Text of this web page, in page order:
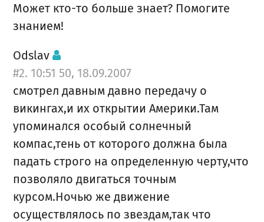
Может кто-то больше знает? Помогите
знанием!
Odslav
#2. 10:51 50, 18.09.2007
смотрел давным давно передачу о
викингах,и их открытии Америки.Там
упоминался особый солнечный
компас,тень от которого должна была
падать строго на определенную черту,что
позволяло двигаться точным
курсом.Ночью же движение
осуществлялось по звездам,так что